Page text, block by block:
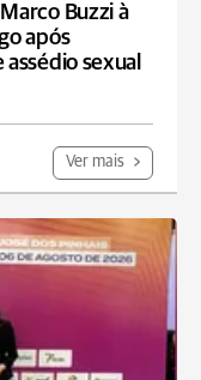
Buzzi à
após
assédio sexual
Ver mais